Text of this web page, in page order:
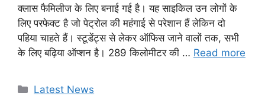
क्लास फैमिलीज के लिए बनाई गई है। यह साइकिल उन लोगों के
लिए परफेक्ट है जो पेट्रोल की महंगाई से परेशान हैं लेकिन दो
पहिया चाहते हैं। स्टूडेंट्स से लेकर ऑफिस जाने वालों तक, सभी
के लिए बढ़िया ऑप्शन है। 289 किलोमीटर की … Read more
Categories
Latest News